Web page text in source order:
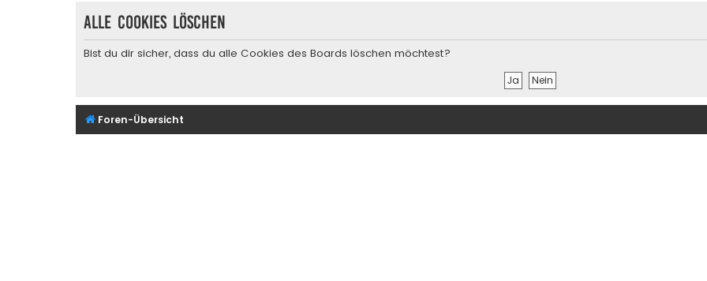
Alle Cookies löschen
Bist du dir sicher, dass du alle Cookies des Boards löschen möchtest?
Foren-Übersicht